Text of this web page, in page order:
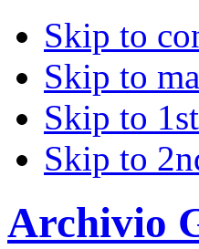
Skip to
Skip to
Skip to
Skip to
Archivio